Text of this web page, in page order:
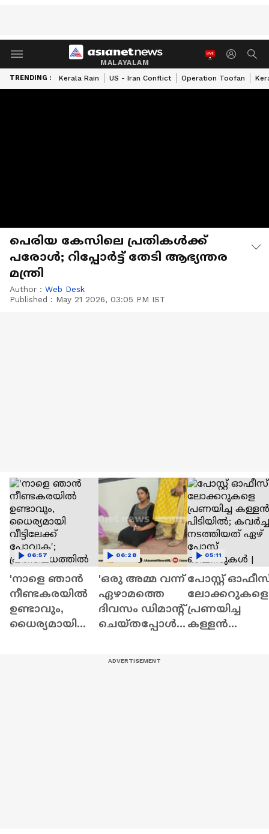
MALAYALAM
TRENDING : Kerala Rain US - Iran Conflict Operation Toofan
പെരിയ കേസിലെ പ്രതികൾക്ക്
പരോൾ; റിപ്പോർട്ട് തേടി ആഭ്യന്തര
മന്ത്രി
Author : Web Desk
Published : May 21 2026, 03:05 PM IST
'നാളെ ഞാൻ
നീണ്ടകരയിൽ
ഉണ്ടാവും,
ധൈര്യമായി
06:57
'ഒരു അമ്മ വന്ന്
ഏഴാമത്തെ
ദിവസം ഡിമാൻ്റ്
ചെയ്തപ്പോൾ
06:28
പോസ്റ്റ്
ലോക്കറുകളെ
പ്രണയിച്ച
കള്ളൻ
05:11